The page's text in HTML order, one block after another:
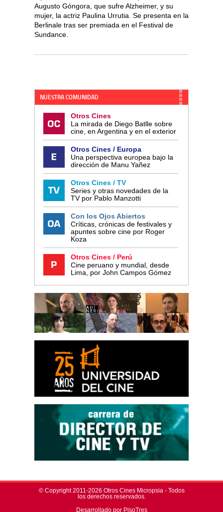
Augusto Góngora, que sufre Alzheimer, y su
mujer, la actriz Paulina Urrutia. Se presenta en la
Berlinale tras ser premiada en el Festival de
Sundance.
NUESTRA COMUNIDAD
Otros Cines
La mirada de Diego Batlle sobre
cine, en Argentina y en el exterior
Otros Cines / Europa
Una perspectiva europea bajo la
dirección de Manu Yañez
Otros Cines / TV
Series y otras novedades de la
TV por Pablo Manzotti
Con los Ojos Abiertos
Críticas, crónicas de festivales y
apuntes sobre cine por Roger
Koza
Otros Cines / Perú
Cine peruano y mundial, desde
Lima, por John Campos Gómez
© Copyright 2011-2026 Otros Cines Micropsia - Todos
los derechos reservados.
Desarrollado por PisoTres